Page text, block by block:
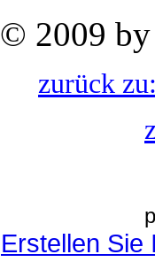
© 2009 by
zurück
Erstellen Sie